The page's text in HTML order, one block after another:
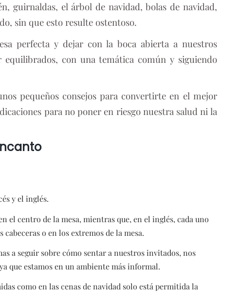
guirnaldas, el árbol de navidad, bolas de navidad,
sin que esto resulte ostentoso.
perfecta y dejar con la boca abierta a nuestros
equilibrados, con una temática común y siguiendo
pequeños consejos para convertirte en el mejor
para no poner en riesgo nuestra salud ni la
y el inglés.
el centro de la mesa, mientras que, en el inglés, cada uno
o en los extremos de la mesa.
a seguir sobre cómo sentar a nuestros invitados, nos
que estamos en un ambiente más informal.
como en las cenas de navidad solo está permitida la